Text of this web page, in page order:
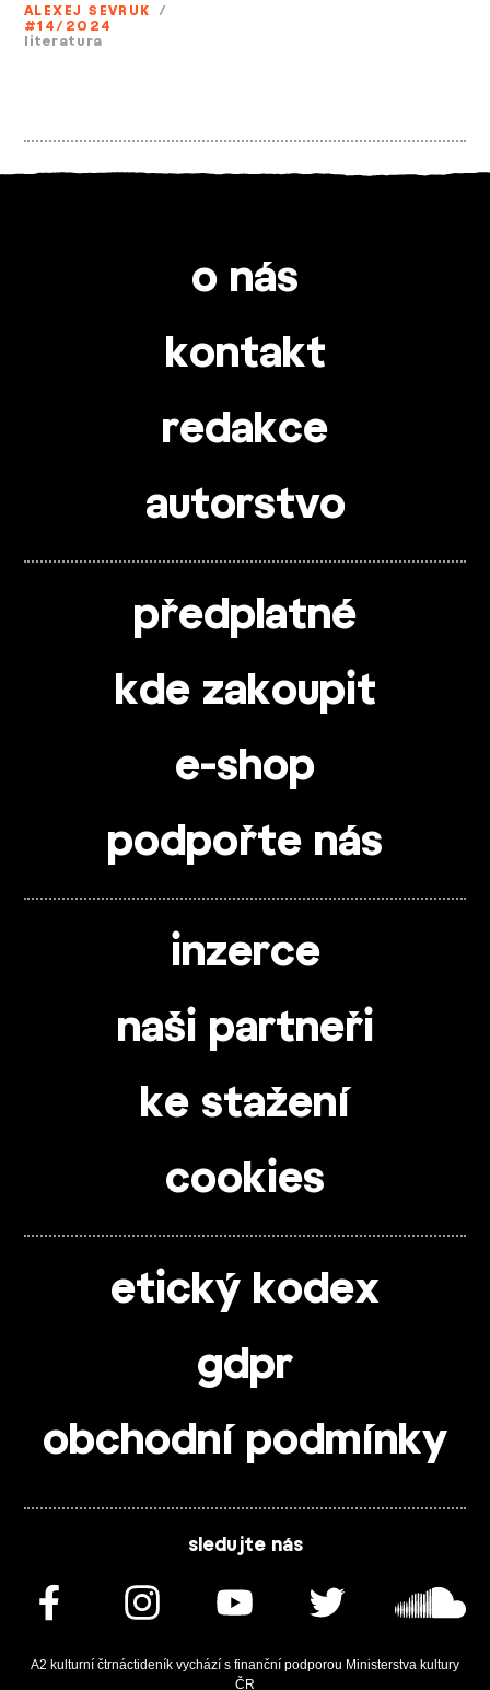
ALEXEJ SEVRUK /
#14/2024
literatura
o nás
kontakt
redakce
autorstvo
předplatné
kde zakoupit
e-shop
podpořte nás
inzerce
naši partneři
ke stažení
cookies
etický kodex
gdpr
obchodní podmínky
sledujte nás
A2 kulturní čtrnáctideník vychází s finanční podporou Ministerstva kultury
ČR